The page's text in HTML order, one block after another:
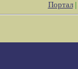
Портал|